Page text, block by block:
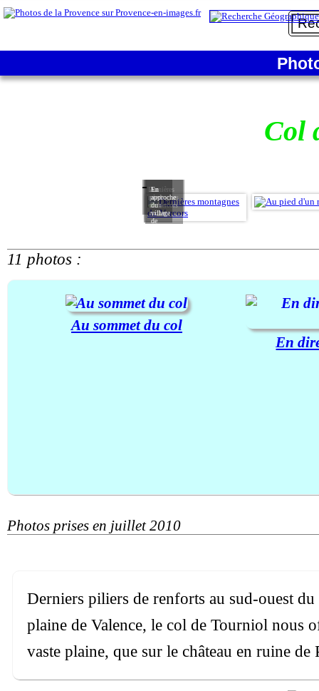
Col
Dernières
montagnes
du Vercors
Au
pied
d'un
rocher
En
approche
du
village
de
11 photos :
Au sommet du col
En
Photos prises en juillet 2010
Derniers piliers de renforts au sud-ouest
plaine de Valence, le col de Tourniol nous
vaste plaine, que sur le château en ruine